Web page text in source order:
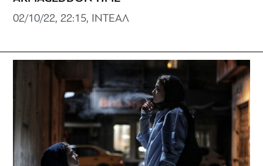
02/10/22, 22:15, ΙΝΤΕΑΛ